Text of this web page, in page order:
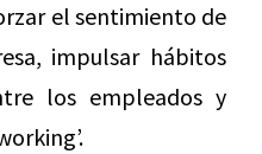
el sentimiento de
impulsar hábitos
los empleados y